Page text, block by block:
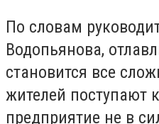
По словам
Водопьянова,
становится все
жителей поступают
предприятие не в